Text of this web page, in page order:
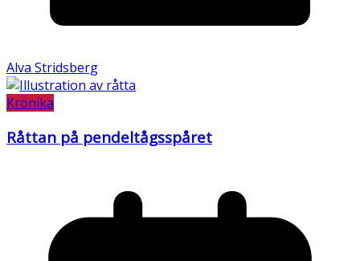
Alva Stridsberg
Krönika
Råttan på pendeltågsspåret